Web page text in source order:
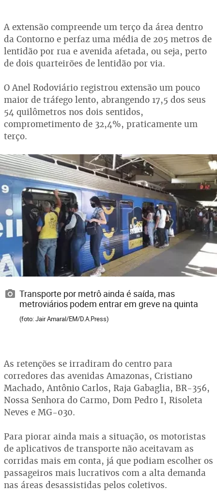
A extensão compreende um terço da área dentro
da Contorno e perfaz uma média de 205 metros de
lentidão por rua e avenida afetada, ou seja, perto
de dois quarteirões de lentidão por via.
O Anel Rodoviário registrou extensão um pouco
maior de tráfego lento, abrangendo 17,5 dos seus
54 quilômetros nos dois sentidos,
comprometimento de 32,4%, praticamente um
terço.
Transporte por metrô ainda é saída, mas
metroviários podem entrar em greve na quinta
(foto: Jair Amaral/EM/D.A.Press)
As retenções se irradiram do centro para
corredores das avenidas Amazonas, Cristiano
Machado, Antônio Carlos, Raja Gabaglia, BR-356,
Nossa Senhora do Carmo, Dom Pedro I, Risoleta
Neves e MG-030.
Para piorar ainda mais a situação, os motoristas
de aplicativos de transporte não aceitavam as
corridas mais em conta, já que podiam escolher os
passageiros mais lucrativos com a alta demanda
nas áreas desassistidas pelos coletivos.